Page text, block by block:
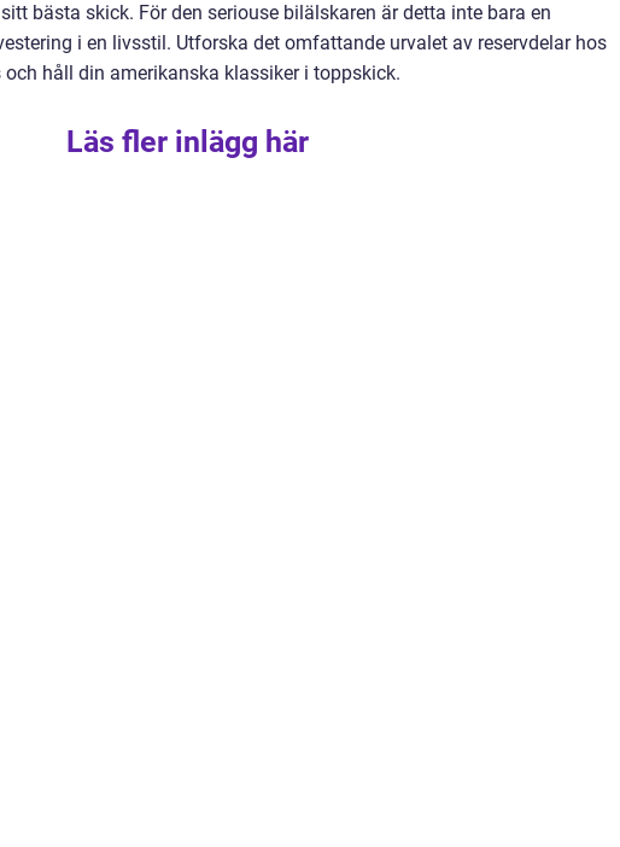
bästa skick. För den seriouse bilälskaren är detta inte bara en
i en livsstil. Utforska det omfattande urvalet av reservdelar hos
håll din amerikanska klassiker i toppskick.
Läs fler inlägg här